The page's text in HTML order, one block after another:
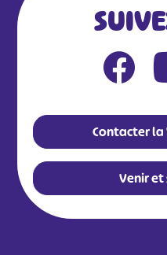
Contacter la
Venir et